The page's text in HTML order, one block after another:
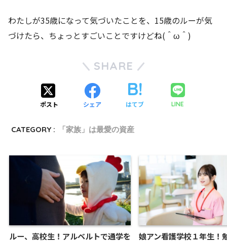
わたしが35歳になって気づいたことを、15歳のルーが気
づけたら、ちょっとすごいことですけどね(＾ω＾)
SHARE
ポスト シェア はてブ LINE
CATEGORY : 「家族」は最愛の資産
ルー、高校生！アルベルトで通学を
娘アン看護学校１年生！